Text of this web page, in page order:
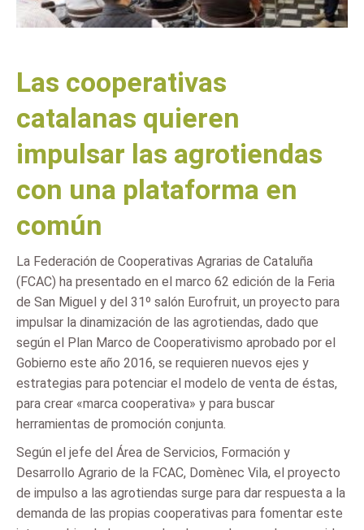
Las cooperativas
catalanas quieren
impulsar las agrotiendas
con una plataforma en
común
La Federación de Cooperativas Agrarias de Cataluña
(FCAC) ha presentado en el marco 62 edición de la Feria
de San Miguel y del 31º salón Eurofruit, un proyecto para
impulsar la dinamización de las agrotiendas, dado que
según el Plan Marco de Cooperativismo aprobado por el
Gobierno este año 2016, se requieren nuevos ejes y
estrategias para potenciar el modelo de venta de éstas,
para crear «marca cooperativa» y para buscar
herramientas de promoción conjunta.
Según el jefe del Área de Servicios, Formación y
Desarrollo Agrario de la FCAC, Domènec Vila, el proyecto
de impulso a las agrotiendas surge para dar respuesta a la
demanda de las propias cooperativas para fomentar este